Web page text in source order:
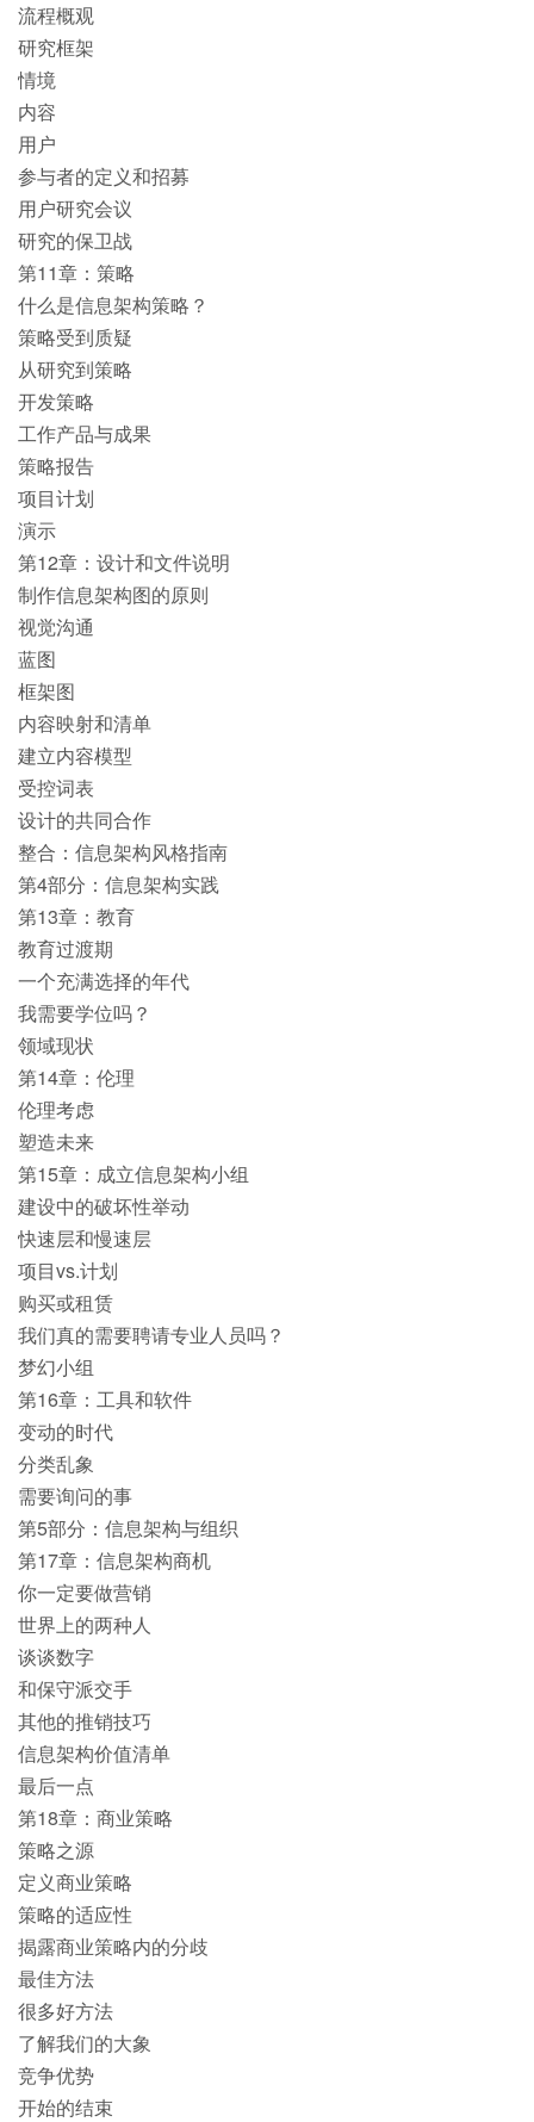
流程概观
研究框架
情境
内容
用户
参与者的定义和招募
用户研究会议
研究的保卫战
第11章：策略
什么是信息架构策略？
策略受到质疑
从研究到策略
开发策略
工作产品与成果
策略报告
项目计划
演示
第12章：设计和文件说明
制作信息架构图的原则
视觉沟通
蓝图
框架图
内容映射和清单
建立内容模型
受控词表
设计的共同合作
整合：信息架构风格指南
第4部分：信息架构实践
第13章：教育
教育过渡期
一个充满选择的年代
我需要学位吗？
领域现状
第14章：伦理
伦理考虑
塑造未来
第15章：成立信息架构小组
建设中的破坏性举动
快速层和慢速层
项目vs.计划
购买或租赁
我们真的需要聘请专业人员吗？
梦幻小组
第16章：工具和软件
变动的时代
分类乱象
需要询问的事
第5部分：信息架构与组织
第17章：信息架构商机
你一定要做营销
世界上的两种人
谈谈数字
和保守派交手
其他的推销技巧
信息架构价值清单
最后一点
第18章：商业策略
策略之源
定义商业策略
策略的适应性
揭露商业策略内的分歧
最佳方法
很多好方法
了解我们的大象
竞争优势
开始的结束